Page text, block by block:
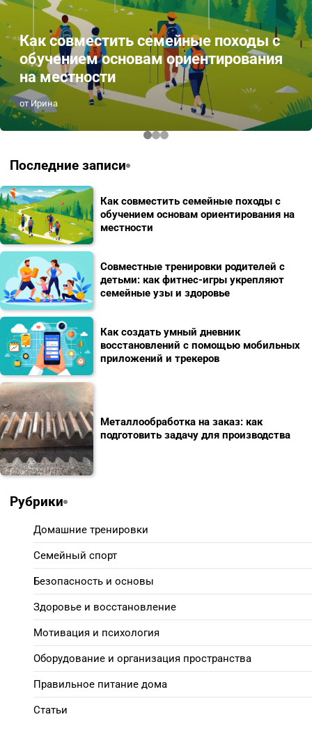
Как совместить семейные походы с
обучением основам ориентирования
на местности
от Ирина
Последние записи
Как совместить семейные походы с
обучением основам ориентирования на
местности
Совместные тренировки родителей с
детьми: как фитнес-игры укрепляют
семейные узы и здоровье
Как создать умный дневник
восстановлений с помощью мобильных
приложений и трекеров
Металлообработка на заказ: как
подготовить задачу для производства
Рубрики
Домашние тренировки
Семейный спорт
Безопасность и основы
Здоровье и восстановление
Мотивация и психология
Оборудование и организация пространства
Правильное питание дома
Статьи